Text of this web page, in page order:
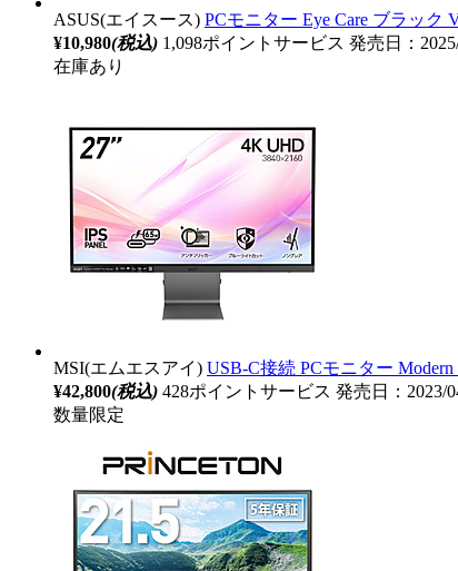
ASUS(エイスース) PCモニター Eye Care ブラック
¥10,980(税込) 1,098ポイントサービス 発売日：
在庫あり
MSI(エムエスアイ) USB-C接続 PCモニター
¥42,800(税込) 428ポイントサービス 発売日：2023/
数量限定